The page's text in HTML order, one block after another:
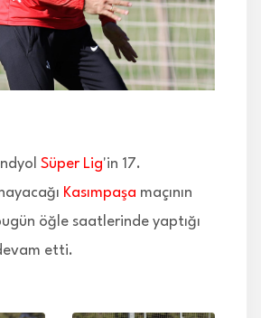
Süper Lig'in 17.
Kasımpaşa maçının
öğle saatlerinde yaptığı
etti.